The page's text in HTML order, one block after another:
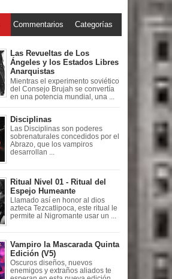
Commentarios Categorías
Las Revueltas de Los
Ángeles y los Estados Libres
Anarquistas
Mientras el experimento soviético
del Consejo Brujah se convertía
en una potencia mundial, una ...
Disciplinas
Las Disciplinas son poderes
sobrenaturales concedidos por el
Abrazo, que los vampiros
desarrollan ...
Ritual Nivel 01 - Ritual del
Espejo Humeante
Llamado así en honor al dios
azteca Tezcatlipoca, este ritual le
permite al Nigromante usar un ...
Vampiro la Mascarada Quinta
Edición (V5)
Oscuros diseños, nuevos
enemigos y extraños aliados te